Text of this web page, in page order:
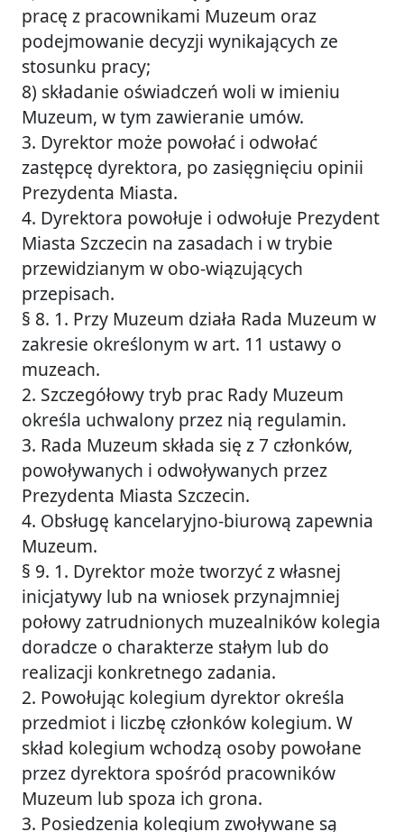
pracę z pracownikami Muzeum oraz
podejmowanie decyzji wynikających ze
stosunku pracy;
8) składanie oświadczeń woli w imieniu
Muzeum, w tym zawieranie umów.
3. Dyrektor może powołać i odwołać
zastępcę dyrektora, po zasięgnięciu opinii
Prezydenta Miasta.
4. Dyrektora powołuje i odwołuje Prezydent
Miasta Szczecin na zasadach i w trybie
przewidzianym w obo-wiązujących
przepisach.
§ 8. 1. Przy Muzeum działa Rada Muzeum w
zakresie określonym w art. 11 ustawy o
muzeach.
2. Szczegółowy tryb prac Rady Muzeum
określa uchwalony przez nią regulamin.
3. Rada Muzeum składa się z 7 członków,
powoływanych i odwoływanych przez
Prezydenta Miasta Szczecin.
4. Obsługę kancelaryjno-biurową zapewnia
Muzeum.
§ 9. 1. Dyrektor może tworzyć z własnej
inicjatywy lub na wniosek przynajmniej
połowy zatrudnionych muzealników kolegia
doradcze o charakterze stałym lub do
realizacji konkretnego zadania.
2. Powołując kolegium dyrektor określa
przedmiot i liczbę członków kolegium. W
skład kolegium wchodzą osoby powołane
przez dyrektora spośród pracowników
Muzeum lub spoza ich grona.
3. Posiedzenia kolegium zwoływane są